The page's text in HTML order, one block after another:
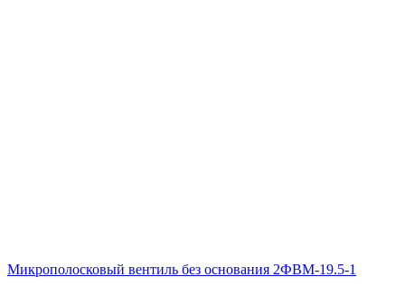
Микрополосковый вентиль без основания 2ФВМ-19.5-1